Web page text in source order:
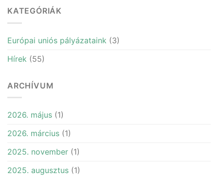
KATEGÓRIÁK
Európai uniós pályázataink (3)
Hírek (55)
ARCHÍVUM
2026. május (1)
2026. március (1)
2025. november (1)
2025. augusztus (1)